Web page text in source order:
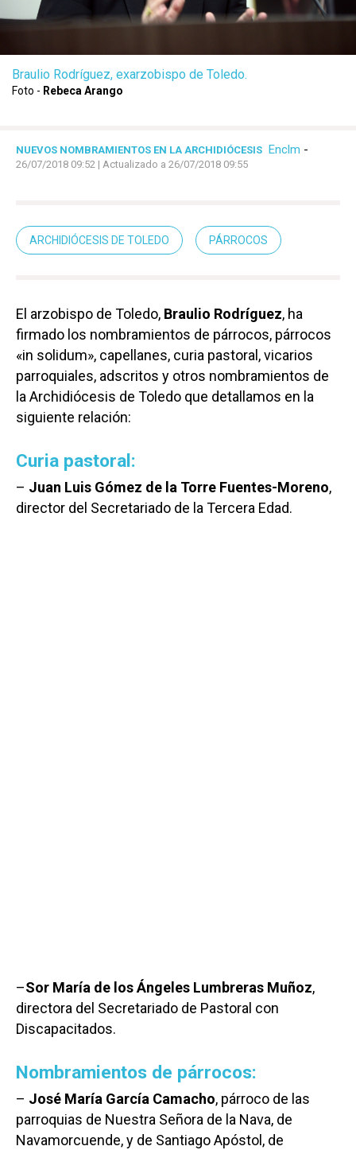
Braulio Rodríguez, exarzobispo de Toledo.
Foto - Rebeca Arango
NUEVOS NOMBRAMIENTOS EN LA ARCHIDIÓCESIS Enclm -
26/07/2018 09:52 | Actualizado a 26/07/2018 09:55
ARCHIDIÓCESIS DE TOLEDO PÁRROCOS
El arzobispo de Toledo, Braulio Rodríguez, ha
firmado los nombramientos de párrocos, párrocos
«in solidum», capellanes, curia pastoral, vicarios
parroquiales, adscritos y otros nombramientos de
la Archidiócesis de Toledo que detallamos en la
siguiente relación:
Curia pastoral:
– Juan Luis Gómez de la Torre Fuentes-Moreno,
director del Secretariado de la Tercera Edad.
–Sor María de los Ángeles Lumbreras Muñoz,
directora del Secretariado de Pastoral con
Discapacitados.
Nombramientos de párrocos:
– José María García Camacho, párroco de las
parroquias de Nuestra Señora de la Nava, de
Navamorcuende, y de Santiago Apóstol, de